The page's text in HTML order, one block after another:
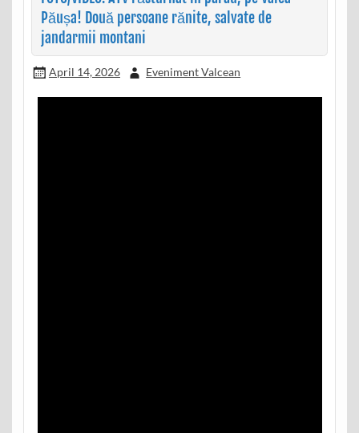
Păușa! Două persoane rănite, salvate de
jandarmii montani
April 14, 2026 Eveniment Valcean